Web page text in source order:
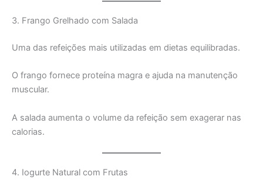
3. Frango Grelhado com Salada
Uma das refeições mais utilizadas em dietas equilibradas.
O frango fornece proteína magra e ajuda na manutenção
muscular.
A salada aumenta o volume da refeição sem exagerar nas
calorias.
4. Iogurte Natural com Frutas